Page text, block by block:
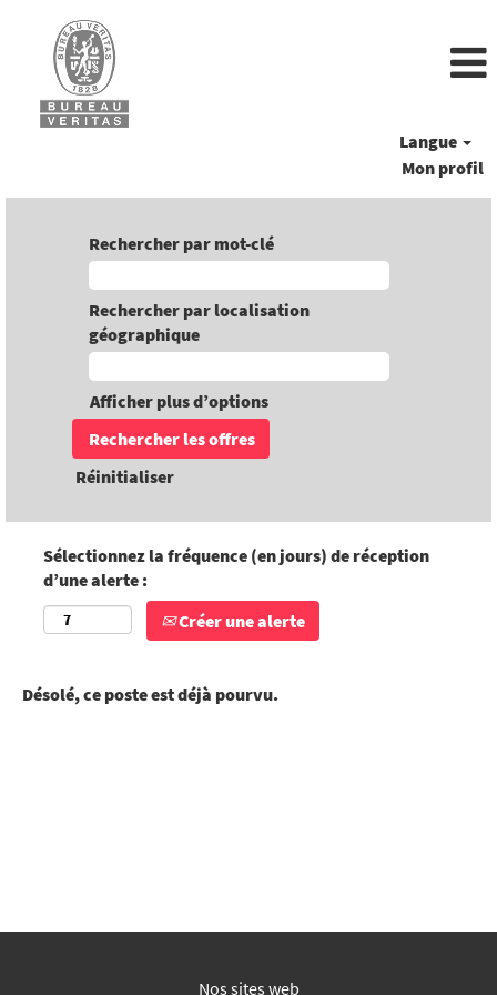
Langue
Mon profil
Rechercher par mot-clé
Rechercher par localisation
géographique
Afficher plus d’options
Réinitialiser
Sélectionnez la fréquence (en jours) de réception
d’une alerte :
Créer une alerte
Désolé, ce poste est déjà pourvu.
Nos sites web